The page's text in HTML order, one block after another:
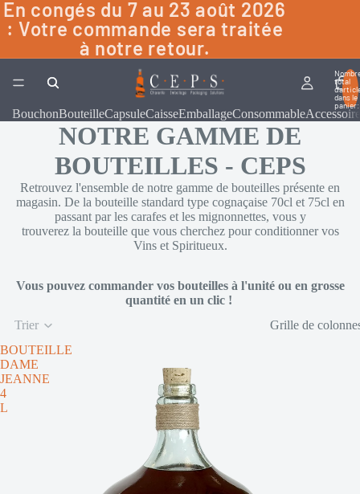
En congés du 7 au 23 août 2026
: Votre commande sera traitée
à notre retour.
total
dans le
BouchonBouteilleCapsuleCaisseEmballageConsommableAccessoire
NOTRE GAMME DE
BOUTEILLES - CEPS
Retrouvez l'ensemble de notre gamme de bouteilles présente en
magasin. De la bouteille standard type cognaçaise 70cl et 75cl en
passant par les carafes et les mignonnettes, vous y
trouverez la bouteille que vous cherchez pour conditionner vos
Vins et Spiritueux.
Vous pouvez commander vos bouteilles à l'unité ou en grosse
quantité en un clic !
Trier
Grille de
BOUTEILLE
DAME
JEANNE
4
L